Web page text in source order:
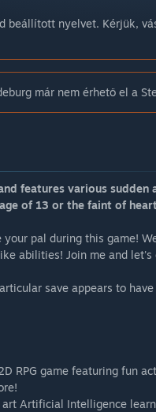
beállított nyelvet. Kérjük,
már nem érhető el a
features various
of 13 or the faint of
pal during this game!
abilities! Join me and let's
save appears to
RPG game featuring fun
Artificial Intelligence